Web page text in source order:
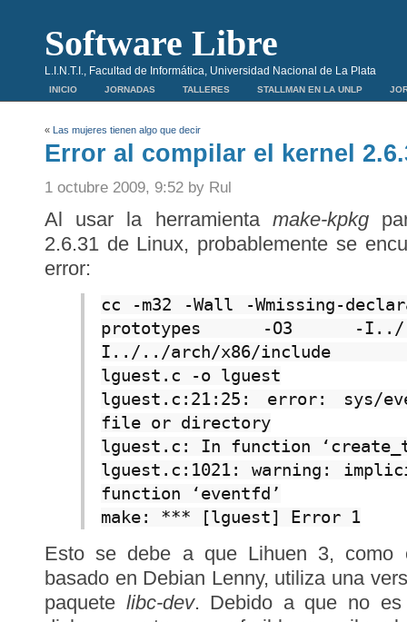
Software Libre
L.I.N.T.I., Facultad de Informática, Universidad Nacional de La Plata
INICIO JORNADAS TALLERES STALLMAN EN LA UNLP
« Las mujeres tienen algo que decir
Error al compilar el kernel
1 octubre 2009, 9:52 by Rul
Al usar la herramienta make-kpkg
2.6.31 de Linux, probablemente se
error:
cc -m32 -Wall -Wmissing-
prototypes -O3 -
I../../arch/x86/include -
lguest.c -o lguest
lguest.c:21:25: error: sys/
file or directory
lguest.c: In function
lguest.c:1021: warning:
function ‘eventfd’
make: *** [lguest] Error 1
Esto se debe a que Lihuen 3, como
basado en Debian Lenny, utiliza una
paquete libc-dev. Debido a que no es